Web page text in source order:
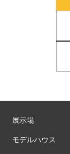
展示場
モデルハウス